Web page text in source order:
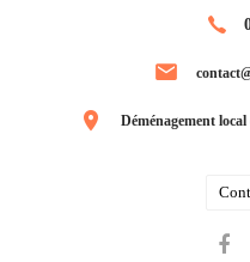
Déménagement